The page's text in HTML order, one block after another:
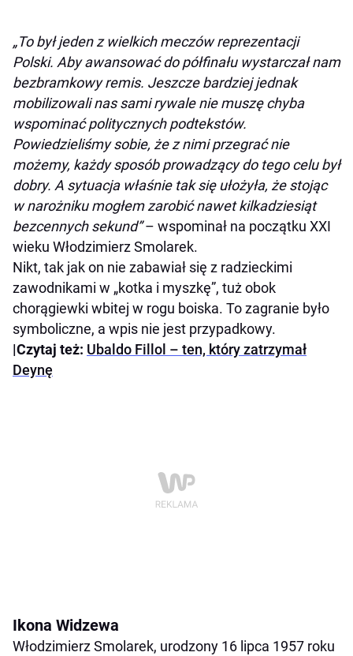
„To był jeden z wielkich meczów reprezentacji
Polski. Aby awansować do półfinału wystarczał nam
bezbramkowy remis. Jeszcze bardziej jednak
mobilizowali nas sami rywale nie muszę chyba
wspominać politycznych podtekstów.
Powiedzieliśmy sobie, że z nimi przegrać nie
możemy, każdy sposób prowadzący do tego celu był
dobry. A sytuacja właśnie tak się ułożyła, że stojąc
w narożniku mogłem zarobić nawet kilkadziesiąt
bezcennych sekund”– wspominał na początku XXI
wieku Włodzimierz Smolarek.
Nikt, tak jak on nie zabawiał się z radzieckimi
zawodnikami w „kotka i myszkę”, tuż obok
chorągiewki wbitej w rogu boiska. To zagranie było
symboliczne, a wpis nie jest przypadkowy.
|Czytaj też: Ubaldo Fillol – ten, który zatrzymał
Deynę
Ikona Widzewa
Włodzimierz Smolarek, urodzony 16 lipca 1957 roku